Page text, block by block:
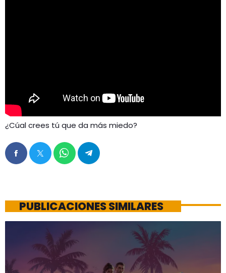
¿Cúal crees tú que da más miedo?
PUBLICACIONES SIMILARES